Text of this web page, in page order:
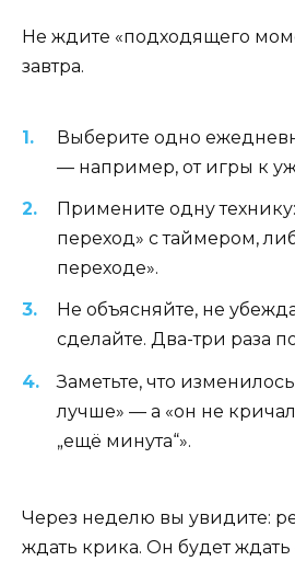
Не ждите «подходящего
завтра.
Выберите одно
— например, от игры к
Примените одну
переход» с таймером,
переходе».
Не объясняйте, не
сделайте. Два-три раза
Заметьте, что
лучше» — а «он не
„ещё минута“».
Через неделю вы увидите:
ждать крика. Он будет